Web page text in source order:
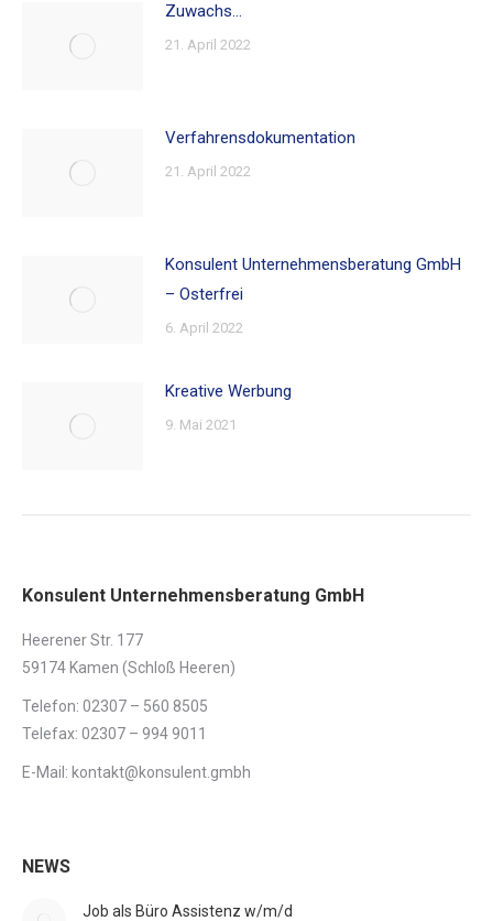
Zuwachs…
21. April 2022
Verfahrensdokumentation
21. April 2022
Konsulent Unternehmensberatung GmbH
– Osterfrei
6. April 2022
Kreative Werbung
9. Mai 2021
Konsulent Unternehmensberatung GmbH
Heerener Str. 177
59174 Kamen (Schloß Heeren)
Telefon: 02307 – 560 8505
Telefax: 02307 – 994 9011
E-Mail: kontakt@konsulent.gmbh
NEWS
Job als Büro Assistenz w/m/d